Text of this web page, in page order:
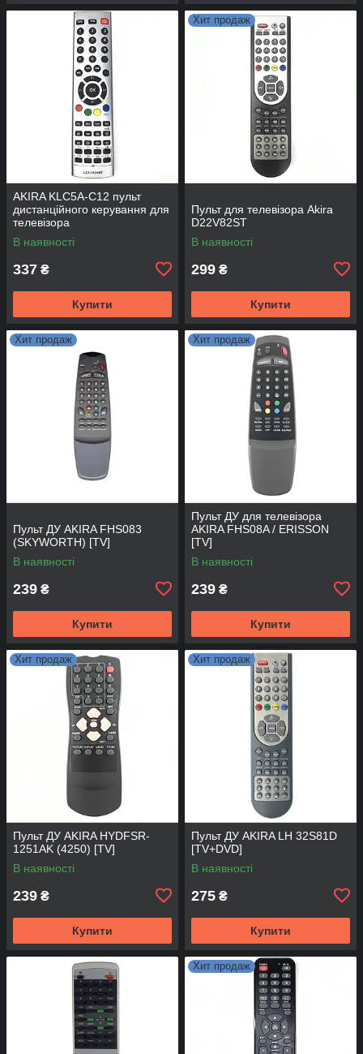
AKIRA KLC5A-C12 пульт
дистанційного керування для
телевізора
В наявності
337 ₴
Купити
Хит продаж
Пульт для телевізора Akira
D22V82ST
В наявності
299 ₴
Купити
Хит продаж
Пульт ДУ AKIRA FHS083
(SKYWORTH) [TV]
В наявності
239 ₴
Купити
Хит продаж
Пульт ДУ для телевізора
AKIRA FHS08A / ERISSON
[TV]
В наявності
239 ₴
Купити
Хит продаж
Пульт ДУ AKIRA HYDFSR-
1251AK (4250) [TV]
В наявності
239 ₴
Купити
Хит продаж
Пульт ДУ AKIRA LH 32S81D
[TV+DVD]
В наявності
275 ₴
Купити
Хит продаж